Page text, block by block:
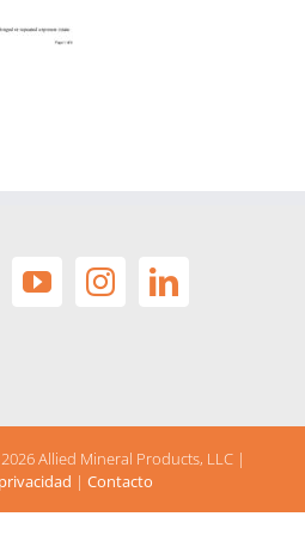
2026 Allied Mineral Products, LLC |
| Contacto